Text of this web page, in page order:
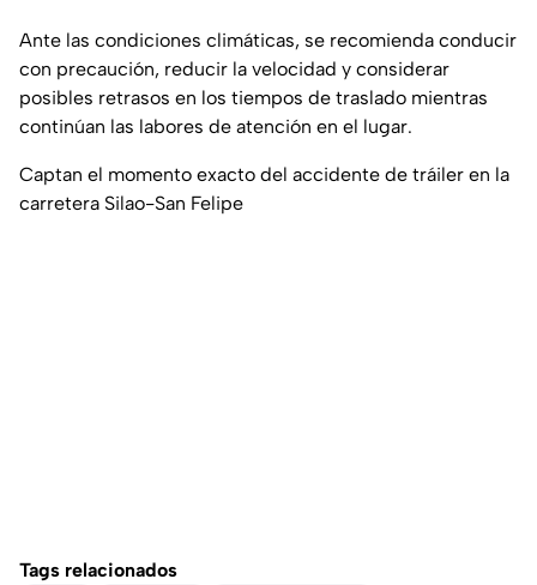
Ante las condiciones climáticas, se recomienda conducir
con precaución, reducir la velocidad y considerar
posibles retrasos en los tiempos de traslado mientras
continúan las labores de atención en el lugar.
Captan el momento exacto del accidente de tráiler en la
carretera Silao-San Felipe
Tags relacionados